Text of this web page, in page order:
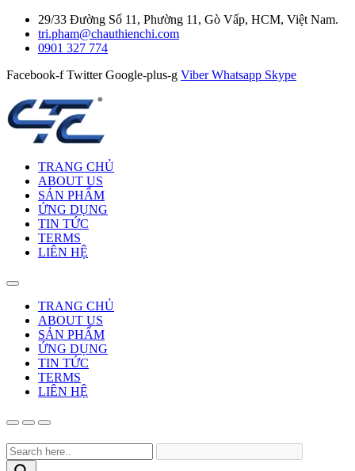
29/33 Đường Số 11, Phường 11, Gò Vấp, HCM, Việt Nam.
tri.pham@chauthienchi.com
0901 327 774
Facebook-f Twitter Google-plus-g Viber Whatsapp Skype
TRANG CHỦ
ABOUT US
SẢN PHẨM
ỨNG DỤNG
TIN TỨC
TERMS
LIÊN HỆ
TRANG CHỦ
ABOUT US
SẢN PHẨM
ỨNG DỤNG
TIN TỨC
TERMS
LIÊN HỆ